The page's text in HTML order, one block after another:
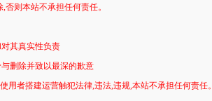
则本站不承担任何责任。
其真实性负责
删除并致以最深的歉意
者搭建运营触犯法律,违法,违规,本站不承担任何责任。